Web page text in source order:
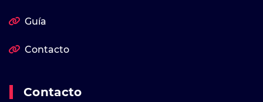
Guía
Contacto
Contacto